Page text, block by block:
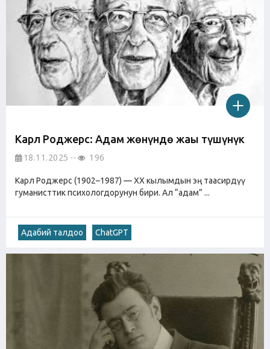
Карл Роджерс: Адам жөнүндө жаңы түшүнүк
18.11.2025 196
Карл Роджерс (1902–1987) — ХХ кылымдын эң таасирдүү
гуманисттик психологдорунун бири. Ал “адам” ...
Адабий талдоо ChatGPT